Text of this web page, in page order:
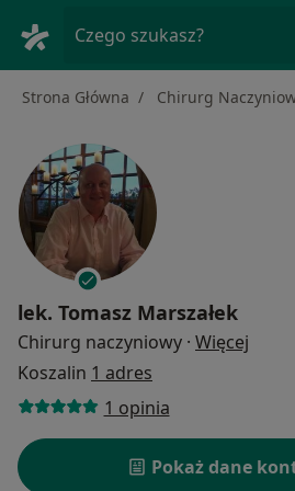
Czego szukasz?
Strona Główna Chirurg
lek. Tomasz Marszałek
Chirurg naczyniowy · Więcej
Koszalin 1 adres
1 opinia
Pokaż dane